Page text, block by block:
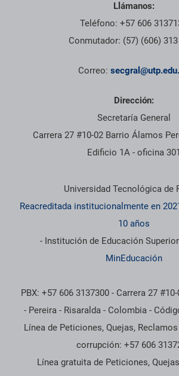
Llámanos:
Teléfono: +57 606
Conmutador: (57) (606)
Correo:
Dirección:
Secretaría General
Carrera 27 #10-02 Barrio Álamos
Edificio 1A - oficina 301
Información institucional
Universidad Tecnológica de
Reacreditada institucionalmente en
10 años
- Institución de Educación
MinEducación
PBX: +57 606 3137300 - Carrera 27
- Pereira - Risaralda - Colombia -
Línea de Peticiones, Quejas,
corrupción: +57 606
Línea gratuita de Peticiones,